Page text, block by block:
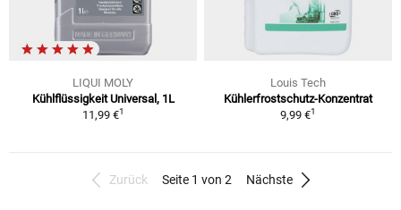
LIQUI MOLY
Kühlflüssigkeit Universal, 1L
11,99 €1
Louis Tech
Kühlerfrostschutz-Konzentrat
9,99 €1
Zurück Seite 1 von 2 Nächste